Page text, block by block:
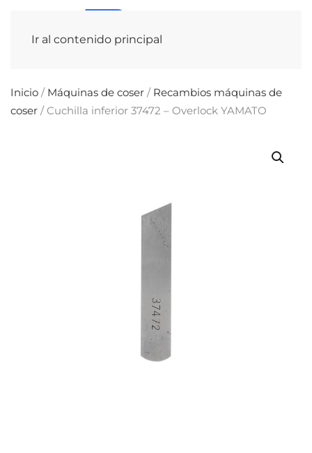
Ir al contenido principal
Inicio / Máquinas de coser / Recambios máquinas de
coser / Cuchilla inferior 37472 – Overlock YAMATO